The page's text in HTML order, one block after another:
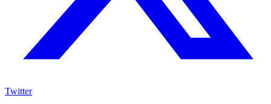
Twitter